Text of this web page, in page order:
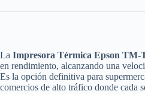
cantidad
La Impresora Térmica Epson TM-
en rendimiento, alcanzando una
Es la opción definitiva para
comercios de alto tráfico donde cada